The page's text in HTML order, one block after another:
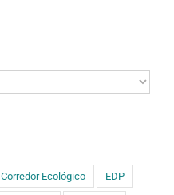
Corredor Ecológico EDP